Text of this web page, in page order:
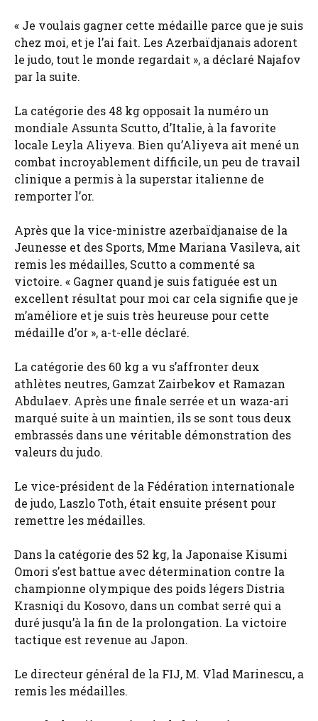
« Je voulais gagner cette médaille parce que je suis
chez moi, et je l’ai fait. Les Azerbaïdjanais adorent
le judo, tout le monde regardait », a déclaré Najafov
par la suite.
La catégorie des 48 kg opposait la numéro un
mondiale Assunta Scutto, d’Italie, à la favorite
locale Leyla Aliyeva. Bien qu’Aliyeva ait mené un
combat incroyablement difficile, un peu de travail
clinique a permis à la superstar italienne de
remporter l’or.
Après que la vice-ministre azerbaïdjanaise de la
Jeunesse et des Sports, Mme Mariana Vasileva, ait
remis les médailles, Scutto a commenté sa
victoire. « Gagner quand je suis fatiguée est un
excellent résultat pour moi car cela signifie que je
m’améliore et je suis très heureuse pour cette
médaille d’or », a-t-elle déclaré.
La catégorie des 60 kg a vu s’affronter deux
athlètes neutres, Gamzat Zairbekov et Ramazan
Abdulaev. Après une finale serrée et un waza-ari
marqué suite à un maintien, ils se sont tous deux
embrassés dans une véritable démonstration des
valeurs du judo.
Le vice-président de la Fédération internationale
de judo, Laszlo Toth, était ensuite présent pour
remettre les médailles.
Dans la catégorie des 52 kg, la Japonaise Kisumi
Omori s’est battue avec détermination contre la
championne olympique des poids légers Distria
Krasniqi du Kosovo, dans un combat serré qui a
duré jusqu’à la fin de la prolongation. La victoire
tactique est revenue au Japon.
Le directeur général de la FIJ, M. Vlad Marinescu, a
remis les médailles.